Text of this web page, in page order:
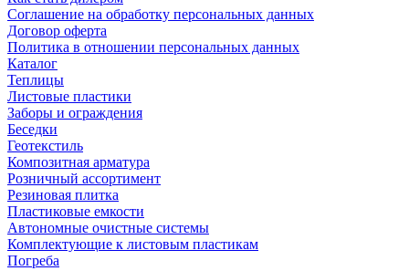
Соглашение на обработку персональных данных
Договор оферта
Политика в отношении персональных данных
Каталог
Теплицы
Листовые пластики
Заборы и ограждения
Беседки
Геотекстиль
Композитная арматура
Розничный ассортимент
Резиновая плитка
Пластиковые емкости
Автономные очистные системы
Комплектующие к листовым пластикам
Погреба